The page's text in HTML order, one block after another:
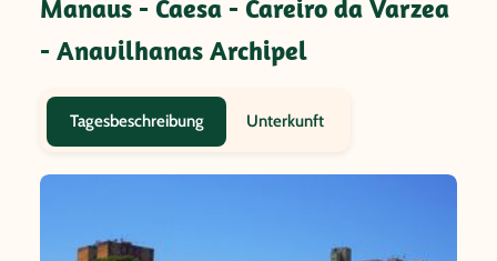
Manaus - Caesa - Careiro da Varzea
- Anavilhanas Archipel
Tagesbeschreibung Unterkunft